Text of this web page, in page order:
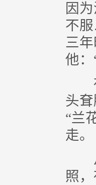
因
不
三
他
夜
头
“兰
走。
从
照